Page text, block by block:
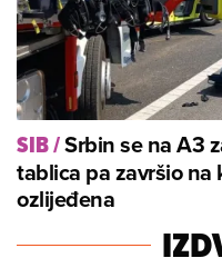
SIB/Srbin se na A3
tablica pa završio
ozlijeđena